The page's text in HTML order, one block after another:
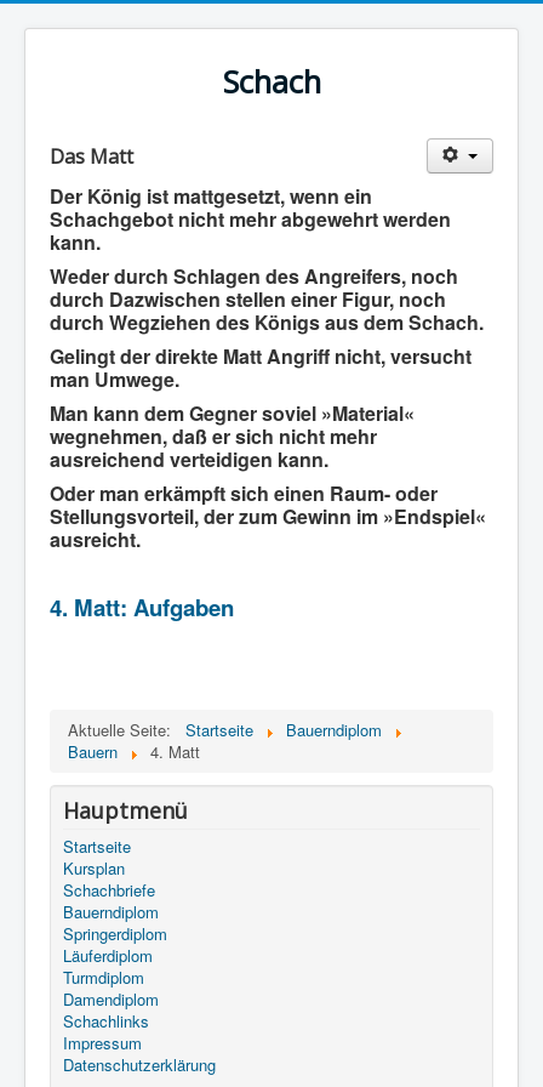
Schach
Das Matt
Der König ist mattgesetzt, wenn ein
Schachgebot nicht mehr abgewehrt werden
kann.
Weder durch Schlagen des Angreifers, noch
durch Dazwischen stellen einer Figur, noch
durch Wegziehen des Königs aus dem Schach.
Gelingt der direkte Matt Angriff nicht, versucht
man Umwege.
Man kann dem Gegner soviel »Material«
wegnehmen, daß er sich nicht mehr
ausreichend verteidigen kann.
Oder man erkämpft sich einen Raum- oder
Stellungsvorteil, der zum Gewinn im »Endspiel«
ausreicht.
4. Matt: Aufgaben
Aktuelle Seite: Startseite
Bauerndiplom
Bauern
4. Matt
Hauptmenü
Startseite
Kursplan
Schachbriefe
Bauerndiplom
Springerdiplom
Läuferdiplom
Turmdiplom
Damendiplom
Schachlinks
Impressum
Datenschutzerklärung